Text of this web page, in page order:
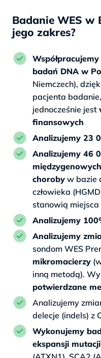
Badanie WES w
jego zakres?
badań DNA w
Niemczech),
pacjenta
jednocześnie jest
finansowych
Analizujemy 23
Analizujemy 46
choroby w bazie
człowieka
stanowią
Analizujemy
Analizujemy
sondom WES
mikromacierzy
inną metodą).
potwierdzane
Analizujemy
delecje (indels) z
Wykonujemy
ekspansji